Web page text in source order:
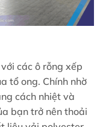
các ô rỗng xếp
tổ ong. Chính nhờ
cách nhiệt và
bạn trở nên thoải